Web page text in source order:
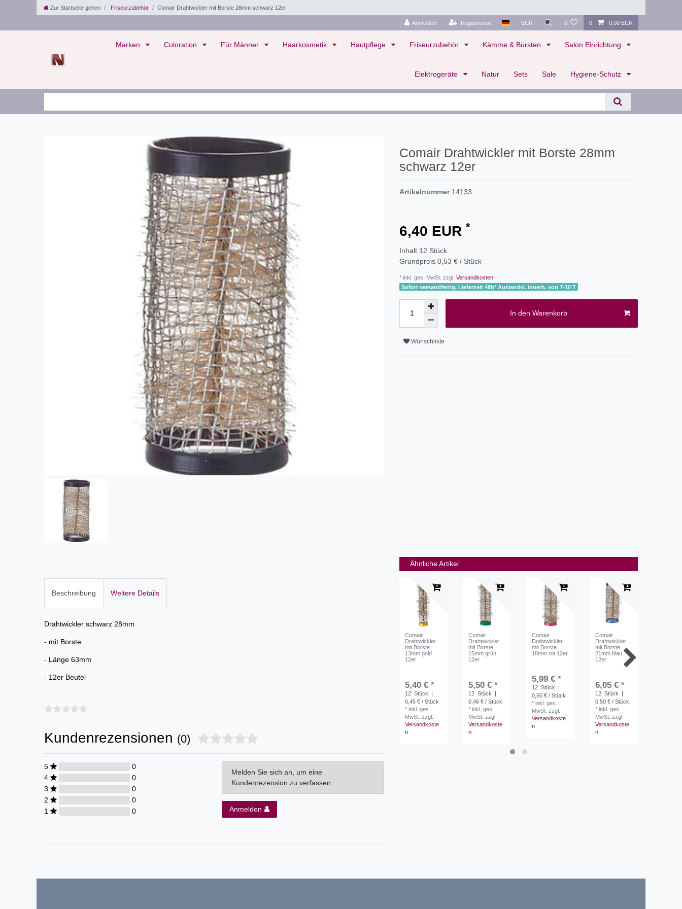
Zur Startseite gehen Friseurzubehör Comair Drahtwickler mit Borste 28mm schwarz 12er
Anmelden Registrieren EUR 0 0 0,00 EUR
Marken Coloration Für Männer Haarkosmetik Hautpflege Friseurzubehör Kämme & Bürsten Salon Einrichtung
Elektrogeräte Natur Sets Sale Hygiene-Schutz
Comair Drahtwickler mit Borste 28mm
schwarz 12er
Artikelnummer 14133
6,40 EUR *
Inhalt 12 Stück
Grundpreis 0,53 € / Stück
* inkl. ges. MwSt. zzgl. Versandkosten
Sofort versandfertig, Lieferzeit 48h* Auslandsl. innerh. von 7-10 T
In den Warenkorb
Wunschliste
Beschreibung Weitere Details
Drahtwickler schwarz 28mm
- mit Borste
- Länge 63mm
- 12er Beutel
Kundenrezensionen (0)
5
0
4
0
3
0
2
0
1
0
Melden Sie sich an, um eine
Kundenrezension zu verfassen.
Anmelden
Ähnliche Artikel
Comair
Drahtwickler
mit Borste
13mm gold
12er
5,40 € *
12 Stück
|
0,45 € / Stück
*inkl. ges.
MwSt. zzgl.
Versandkoste
n
Comair
Drahtwickler
mit Borste
15mm grün
12er
5,50 € *
12 Stück
|
0,46 € / Stück
*inkl. ges.
MwSt. zzgl.
Versandkoste
n
Comair
Drahtwickler
mit Borste
18mm rot 12er
5,99 € *
12 Stück
|
0,50 € / Stück
*inkl. ges.
MwSt. zzgl.
Versandkoste
n
Comair
Drahtwickler
mit Borste
21mm blau
12er
6,05 € *
12 Stück
|
0,50 € / Stück
*inkl. ges.
MwSt. zzgl.
Versandkoste
n